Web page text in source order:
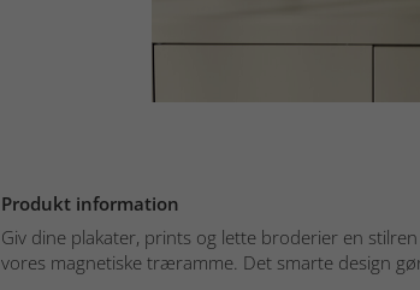
Produkt information
Giv dine plakater, prints og lette broderier en
vores magnetiske træramme. Det smarte design gør